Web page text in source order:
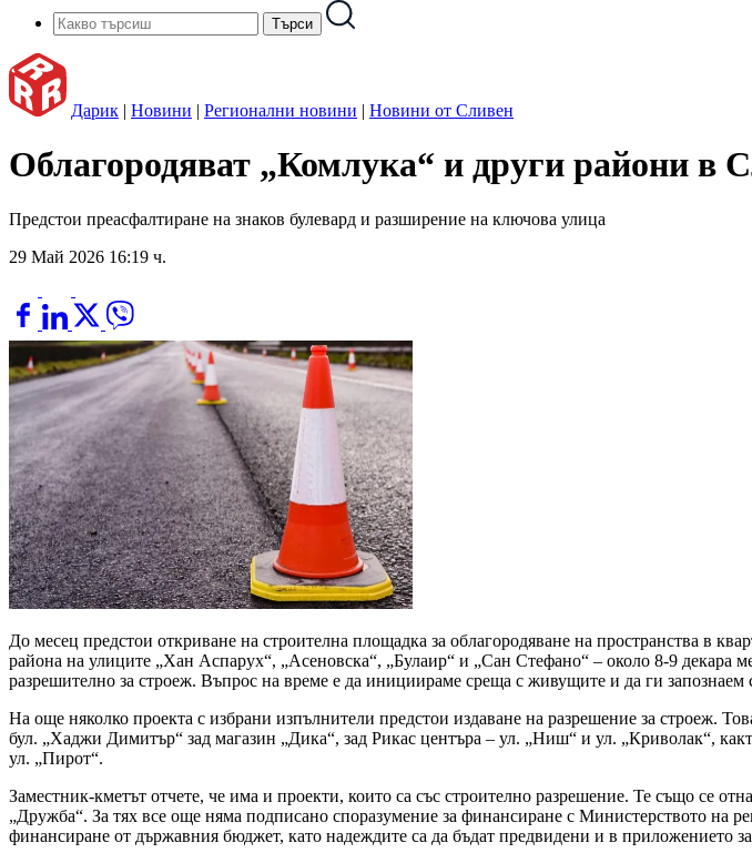
Дарик | Новини | Регионални новини | Новини от Сливен
Oблагородяват „Комлука“ и други райони в
Предстои преасфалтиране на знаков булевард и разширение на ключова улица
29 Май 2026 16:19 ч.
До месец предстои откриване на строителна площадка за облагородяване на пространства в
района на улиците „Хан Аспарух“, „Асеновска“, „Булаир“ и „Сан Стефано“ – около 8-9 декара
разрешително за строеж. Въпрос на време е да инициираме среща с живущите и да ги
На още няколко проекта с избрани изпълнители предстои издаване на разрешение за строеж.
бул. „Хаджи Димитър“ зад магазин „Дика“, зад Рикас центъра – ул. „Ниш“ и ул. „Криволак“,
ул. „Пирот“.
Заместник-кметът отчете, че има и проекти, които са със строително разрешение. Те също се
„Дружба“. За тях все още няма подписано споразумение за финансиране с Министерството на
финансиране от държавния бюджет, като надеждите са да бъдат предвидени и в приложението за